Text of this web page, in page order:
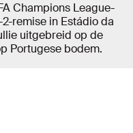
Champions League-
remise in Estádio da
uitgebreid op de
Portugese bodem.